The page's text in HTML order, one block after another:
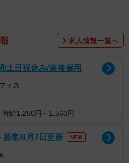
求人情報一覧へ
/土日祝休み/直接雇用
ィス
給1,250円～1,563円
募集/8月7日更新 NEW